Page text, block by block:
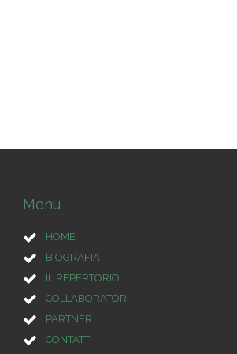
Menu
HOME
BIOGRAFIA
IL REPERTORIO
COLLABORATORI
PARTNER
CONTATTI